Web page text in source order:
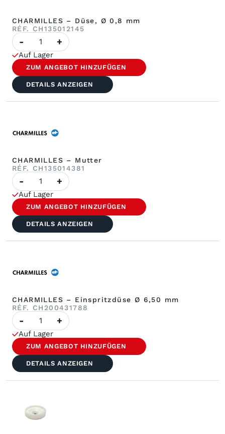
CHARMILLES – Düse, Ø 0,8 mm
RÉF. CH135012145
Anzahl
CHARMILLES
–
Düse
ø
0,8
mm
- +
Auf Lager
ZUM ANGEBOT HINZUFÜGEN
DETAILS ANZEIGEN
CHARMILLES – Mutter
RÉF. CH135014381
Anzahl
CHARMILLES
-
Mutter
- +
Auf Lager
ZUM ANGEBOT HINZUFÜGEN
DETAILS ANZEIGEN
CHARMILLES – Einspritzdüse Ø 6,50 mm
RÉF. CH200431788
Anzahl
CHARMILLES
–
Einspritzdüse
ø
6,50
mm
- +
Auf Lager
ZUM ANGEBOT HINZUFÜGEN
DETAILS ANZEIGEN